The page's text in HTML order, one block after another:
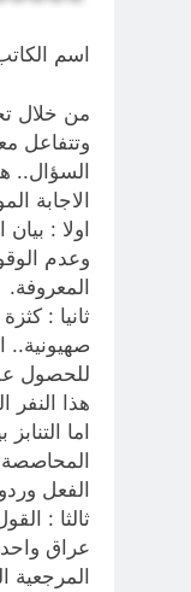
اسم
وتتفاعل
السؤال..
الاجابة
اولا :
وعدم
المعروفة.
ثانيا :
صهيونية..
للحصول
هذا النفر
اما
الفعل
ثالثا :
عراق
المرجعية